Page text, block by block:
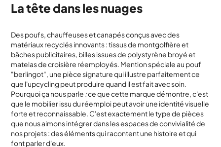
La tête dans les nuages
Des poufs, chauffeuses et canapés conçus avec des
matériaux recyclés innovants : tissus de montgolfière et
bâches publicitaires, billes issues de polystyrène broyé et
matelas de croisière réemployés. Mention spéciale au pouf
"berlingot", une pièce signature qui illustre parfaitement ce
que l'upcycling peut produire quand il est fait avec soin.
Pourquoi ça nous parle :ce que cette marque démontre, c'est
que le mobilier issu du réemploi peut avoir une identité visuelle
forte et reconnaissable. C'est exactement le type de pièces
que nous aimons intégrer dans les espaces de convivialité de
nos projets : des éléments qui racontent une histoire et qui
font parler d'eux.